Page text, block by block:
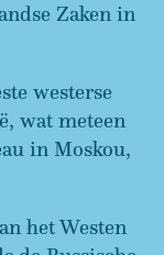
Zaken in
westerse
wat meteen
in Moskou,
het Westen